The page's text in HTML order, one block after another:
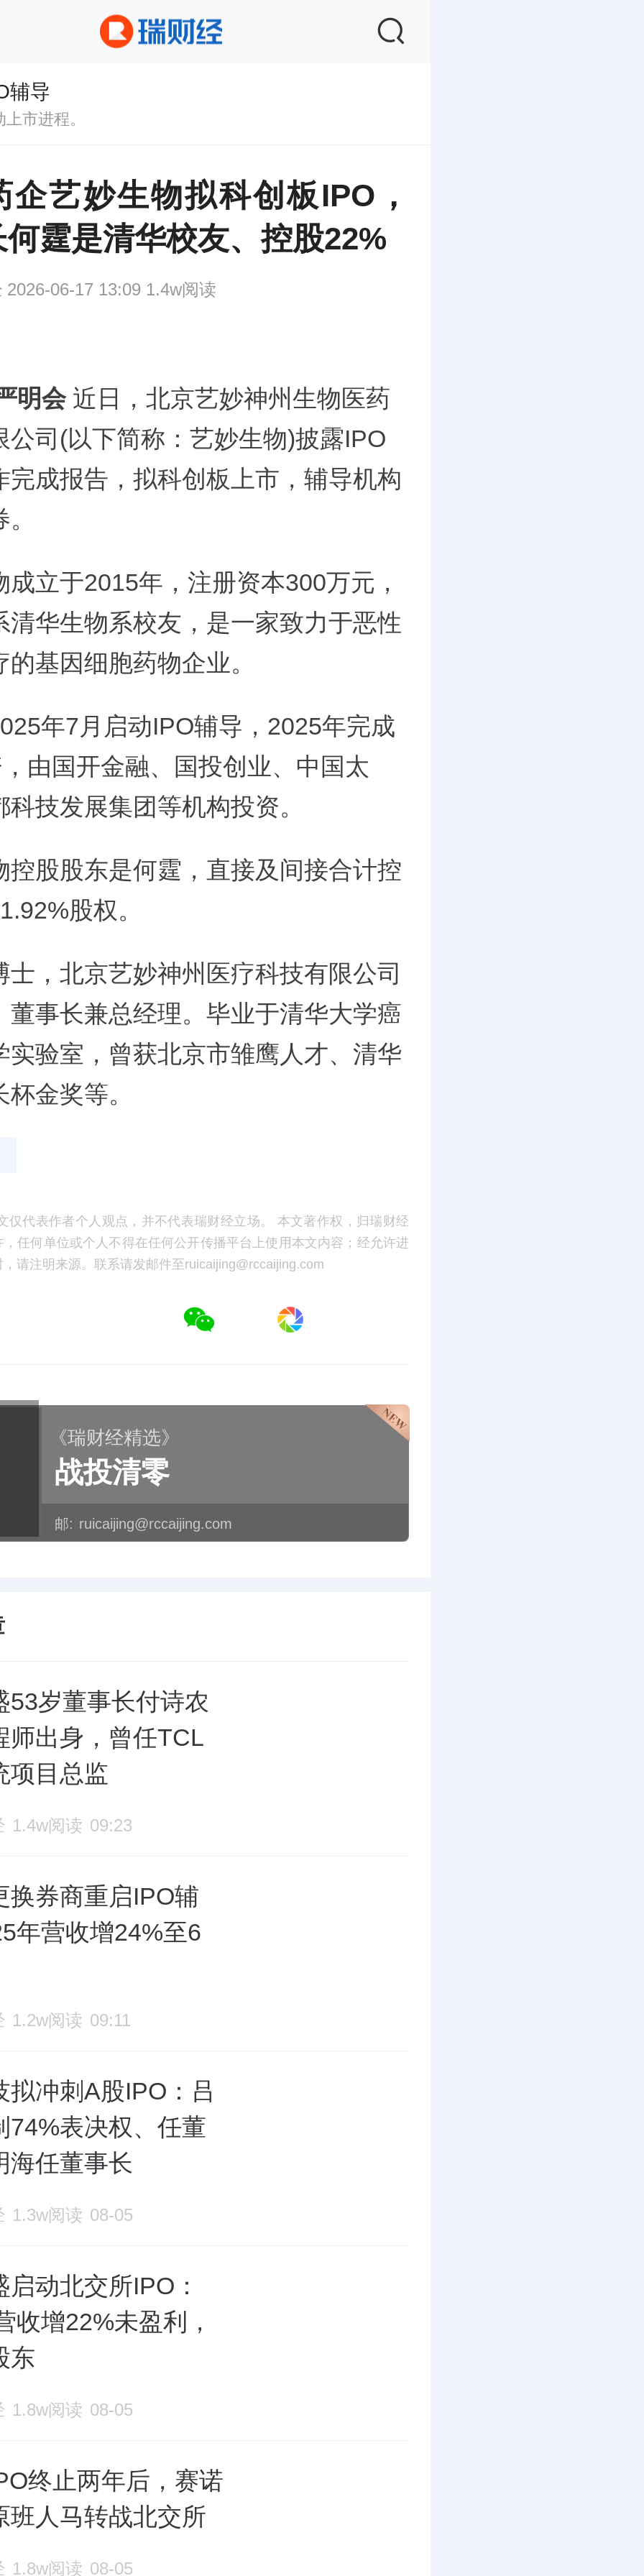
辅导
上市进程。
企艺妙生物拟科创板IPO，
霆是清华校友、控股22%
2026-06-17 13:09 1.4w阅读
明会 近日，北京艺妙神州生物医药
公司(以下简称：艺妙生物)披露IPO
完成报告，拟科创板上市，辅导机构
成立于2015年，注册资本300万元，
清华生物系校友，是一家致力于恶性
的基因细胞药物企业。
年7月启动IPO辅导，2025年完成
由国开金融、国投创业、中国太
科技发展集团等机构投资。
控股股东是何霆，直接及间接合计控
股权。
士，北京艺妙神州医疗科技有限公司
董事长兼总经理。毕业于清华大学癌
实验室，曾获北京市雏鹰人才、清华
金奖等。
仅代表作者个人观点，并不代表瑞财经立场。 本文著作权，归瑞财经
任何单位或个人不得在任何公开传播平台上使用本文内容；经允许进
请注明来源。联系请发邮件至ruicaijing@rccaijing.com
《瑞财经精选》
战投清零
邮: ruicaijing@rccaijing.com
53岁董事长付诗农
师出身，曾任TCL
项目总监
1.4w阅读 09:23
换券商重启IPO辅
年营收增24%至6
1.2w阅读 09:11
拟冲刺A股IPO：吕
74%表决权、任董
海任董事长
1.3w阅读 08-05
动北交所IPO：
收增22%未盈利，
东
1.8w阅读 08-05
终止两年后，赛诺
班人马转战北交所
1.8w阅读 08-05